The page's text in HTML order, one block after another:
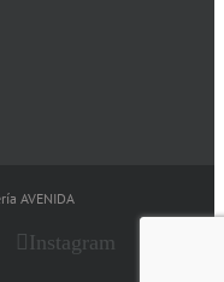
AVENIDA
Instagram